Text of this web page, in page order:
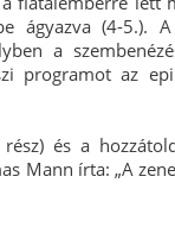
ágyazva (4-5.).
a
programot az
és a
Mann írta: „A